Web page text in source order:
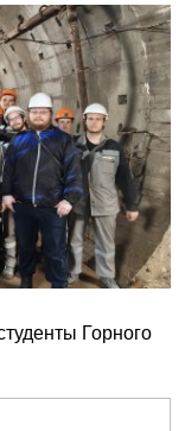
Горного